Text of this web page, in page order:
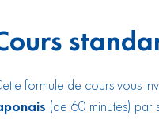
formule de cours vous
(de 60 minutes) par